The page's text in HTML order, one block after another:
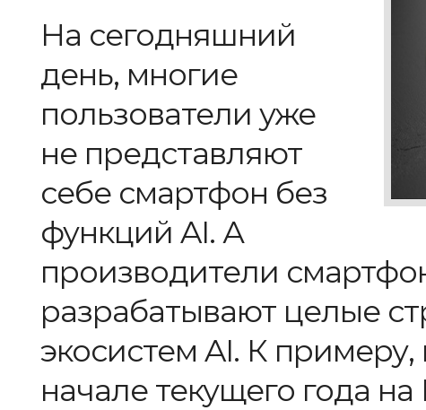
На сегодняшний
день, многие
пользователи уже
не представляют
себе смартфон без
функций AI. А
производители
разрабатывают целые
экосистем AI. К
начале текущего года на